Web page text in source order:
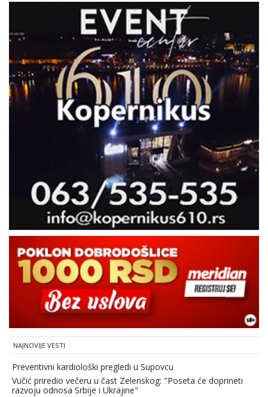
NAJNOVIJE VESTI
Preventivni kardiološki pregledi u Supovcu
Vučić priredio večeru u čast Zelenskog: "Poseta će doprineti
razvoju odnosa Srbije i Ukrajine"